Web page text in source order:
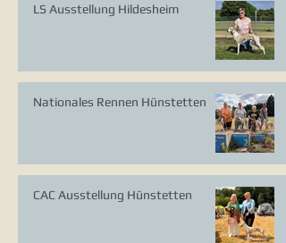
LS Ausstellung Hildesheim
Nationales Rennen Hünstetten
CAC Ausstellung Hünstetten